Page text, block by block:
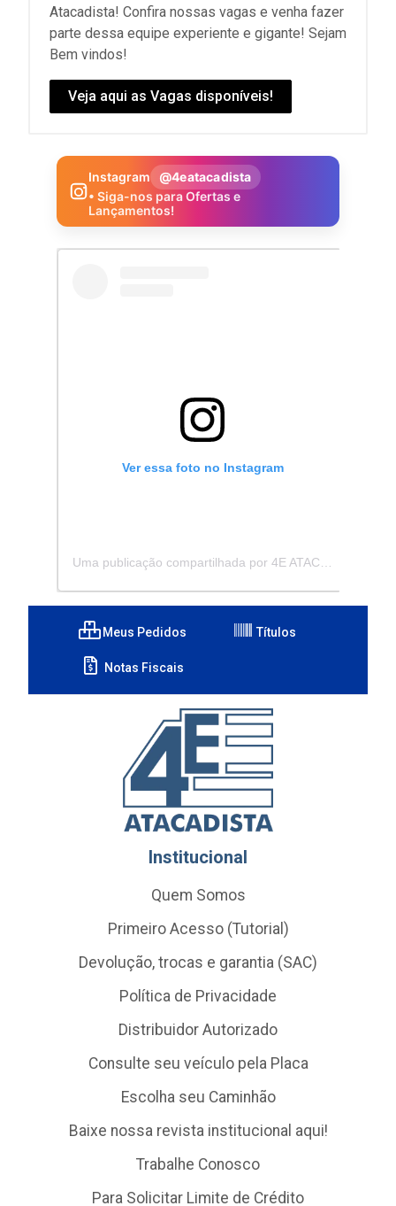
Atacadista! Confira nossas vagas e venha fazer
parte dessa equipe experiente e gigante! Sejam
Bem vindos!
Veja aqui as Vagas disponíveis!
Instagram
@4eatacadista
• Siga-nos para Ofertas e
Lançamentos!
Ver essa foto no Instagram
Meus Pedidos Títulos
Notas Fiscais
Institucional
Quem Somos
Primeiro Acesso (Tutorial)
Devolução, trocas e garantia (SAC)
Política de Privacidade
Distribuidor Autorizado
Consulte seu veículo pela Placa
Escolha seu Caminhão
Baixe nossa revista institucional aqui!
Trabalhe Conosco
Para Solicitar Limite de Crédito